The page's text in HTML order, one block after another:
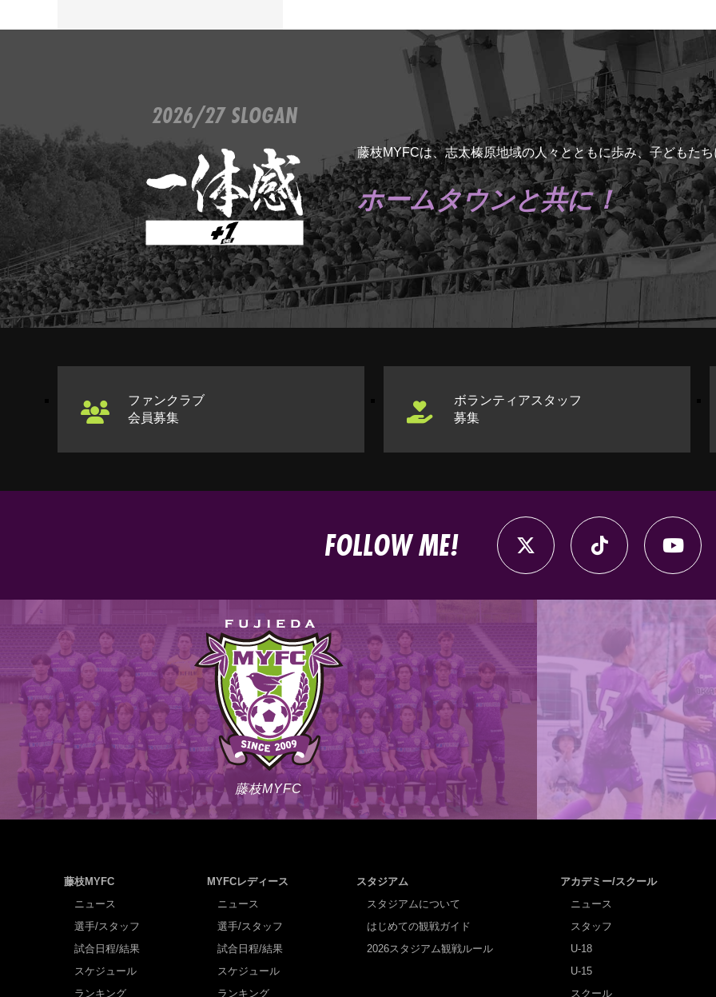
2026/27 SLOGAN
藤枝MYFCは、志太榛原地域の人々とともに歩み、子どもた
ホームタウンと共に！
ファンクラブ
会員募集
ボランティアスタッフ
募集
FOLLOW ME!
藤枝MYFC
藤枝MYFC
ニュース
選手/スタッフ
試合日程/結果
スケジュール
ランキング
MYFCレディース
ニュース
選手/スタッフ
試合日程/結果
スケジュール
ランキング
スタジアム
スタジアムについて
はじめての観戦ガイド
2026スタジアム観戦ルール
アカデミー/スクール
ニュース
スタッフ
U-18
U-15
スクール